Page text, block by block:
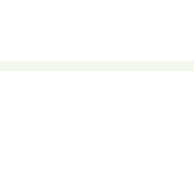
bệnh thận mãn
hoạt động